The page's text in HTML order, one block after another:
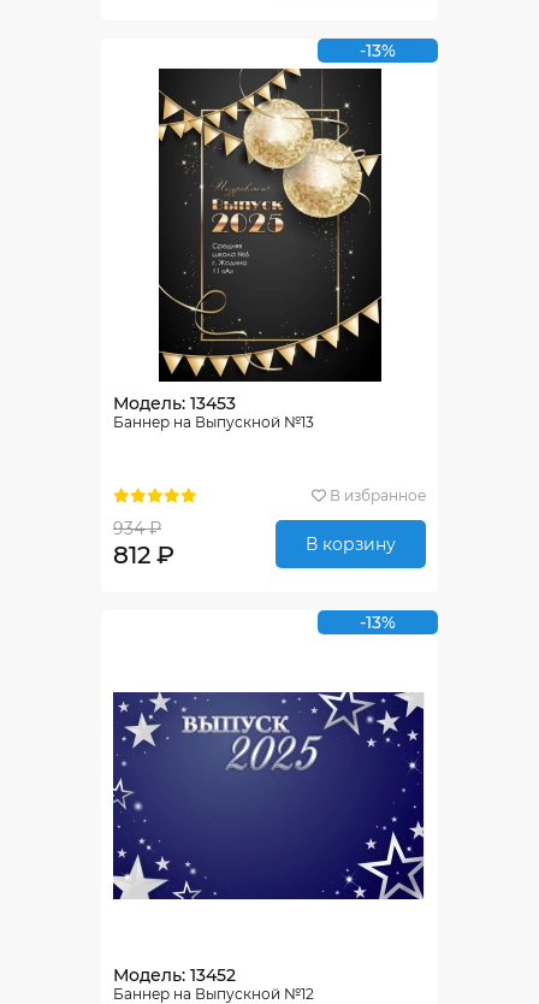
-13%
Модель: 13453
Баннер на Выпускной №13
В избранное
934 ₽
812 ₽ В корзину
-13%
Модель: 13452
Баннер на Выпускной №12